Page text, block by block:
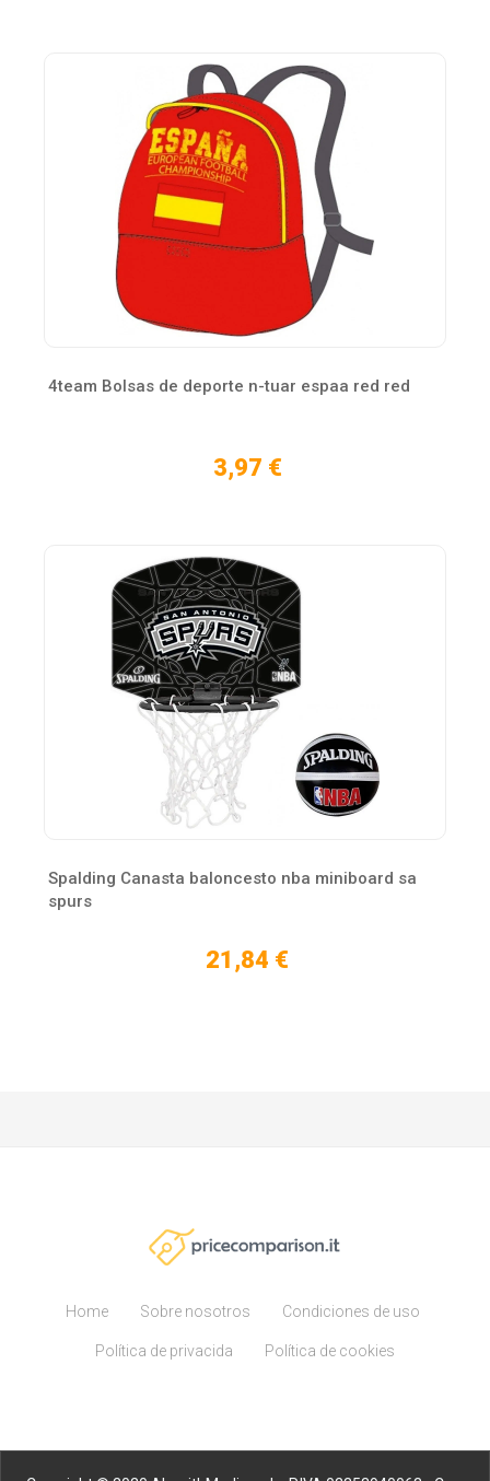
4team Bolsas de deporte n-tuar espaa red red
3,97 €
Spalding Canasta baloncesto nba miniboard sa
spurs
21,84 €
Home Sobre nosotros Condiciones de uso
Política de privacida Política de cookies